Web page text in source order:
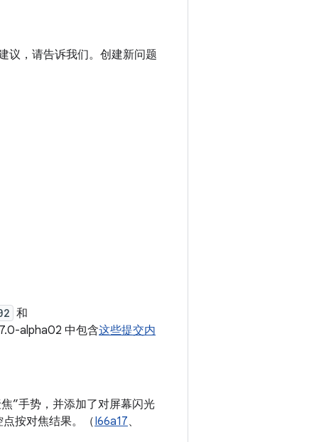
议，请告诉我们。创建新问题
和
alpha02 中包含这些提交内
”手势，并添加了对屏幕闪光
按对焦结果。（I66a17、